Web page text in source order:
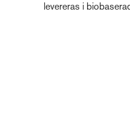
levereras i